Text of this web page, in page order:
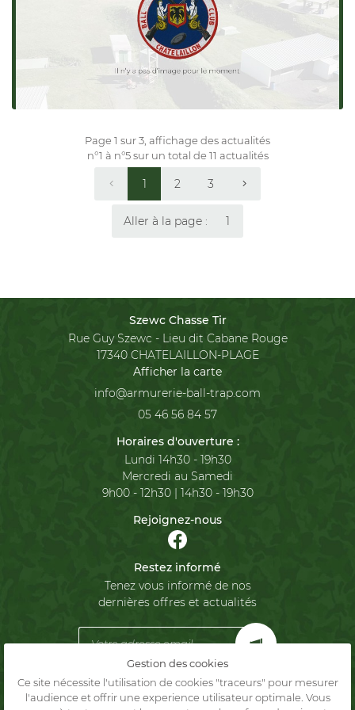
via notre formulaire de contact ou par téléphone au05
Pensez à nous ajouter (info@armurerie-ball-trap.com
à vos adresses pour faciliter nos échanges.
Nous vous souhaitons une agréable visite sur notre site,
L'équipe de Szewc Chasse Tir
Page 1 sur 3, affichage des actualités
n°1 à n°5 sur un total de 11 actualités
1 2 3
Aller à la page :
Szewc Chasse Tir
Rue Guy Szewc - Lieu dit Cabane Rouge
17340 CHATELAILLON-PLAGE
Afficher la carte
05 46 56 84 57
Horaires d'ouverture :
Lundi 14h30 - 19h30
Mercredi au Samedi
9h00 - 12h30 | 14h30 - 19h30
Rejoignez-nous
Restez informé
Tenez vous informé de nos
dernières offres et actualités
Mentions Légales
Gestion des cookies
Ce site nécessite l'utilisation de cookies "traceurs" pour mesurer
l'audience et offrir une experience utilisateur optimale. Vous